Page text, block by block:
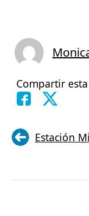
Compartir
Estación